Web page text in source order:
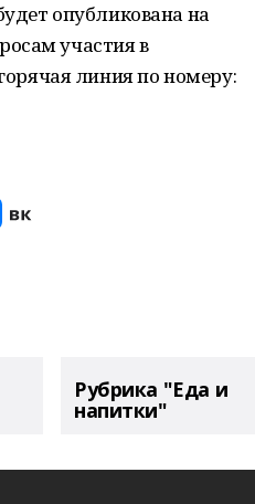
опубликована на
участия в
линия по номеру:
Рубрика "Еда и
напитки"